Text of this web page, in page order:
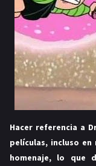
Hacer referencia a
películas, incluso
homenaje, lo que